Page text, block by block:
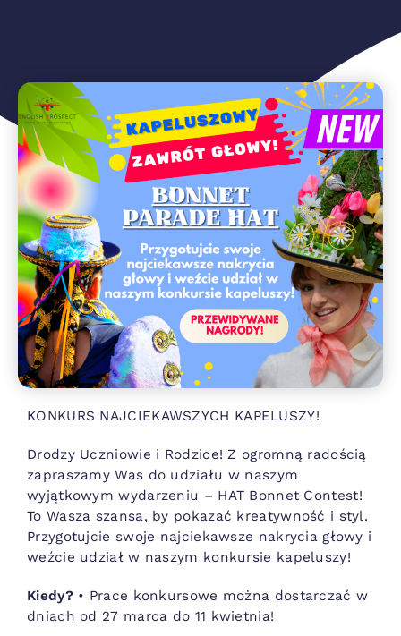
KONKURS NAJCIEKAWSZYCH KAPELUSZY!
Drodzy Uczniowie i Rodzice! Z ogromną radością
zapraszamy Was do udziału w naszym
wyjątkowym wydarzeniu – HAT Bonnet Contest!
To Wasza szansa, by pokazać kreatywność i styl.
Przygotujcie swoje najciekawsze nakrycia głowy i
weźcie udział w naszym konkursie kapeluszy!
Kiedy?• Prace konkursowe można dostarczać w
dniach od 27 marca do 11 kwietnia!